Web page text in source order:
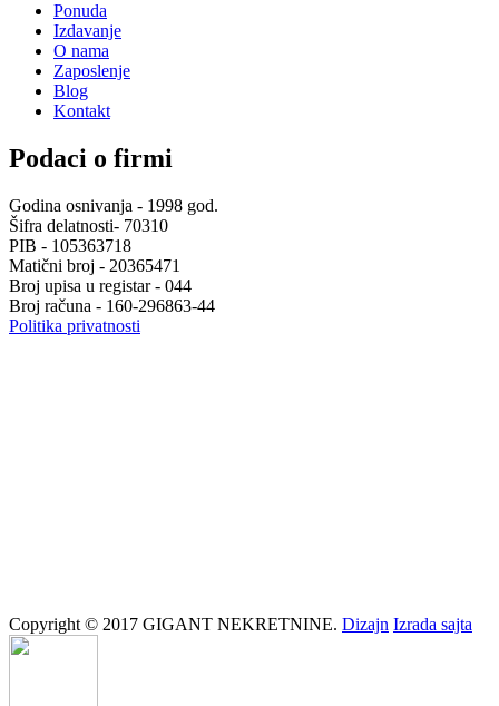
Ponuda
Izdavanje
O nama
Zaposlenje
Blog
Kontakt
Podaci o firmi
Godina osnivanja - 1998 god.
Šifra delatnosti- 70310
PIB - 105363718
Matični broj - 20365471
Broj upisa u registar - 044
Broj računa - 160-296863-44
Politika privatnosti
Copyright © 2017 GIGANT NEKRETNINE. Dizajn Izrada sajta